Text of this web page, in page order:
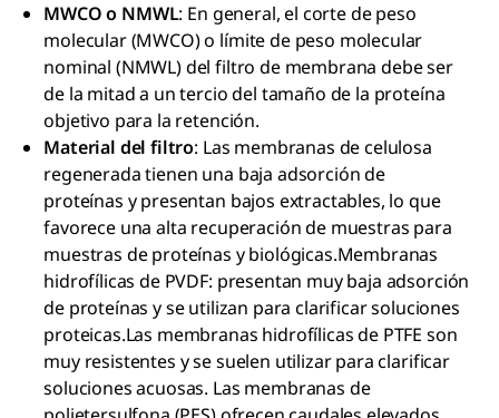
MWCO o NMWL: En general, el corte de peso
molecular (MWCO) o límite de peso molecular
nominal (NMWL) del filtro de membrana debe ser
de la mitad a un tercio del tamaño de la proteína
objetivo para la retención.
Material del filtro: Las membranas de celulosa
regenerada tienen una baja adsorción de
proteínas y presentan bajos extractables, lo que
favorece una alta recuperación de muestras para
muestras de proteínas y biológicas.Membranas
hidrofílicas de PVDF: presentan muy baja adsorción
de proteínas y se utilizan para clarificar soluciones
proteicas.Las membranas hidrofílicas de PTFE son
muy resistentes y se suelen utilizar para clarificar
soluciones acuosas. Las membranas de